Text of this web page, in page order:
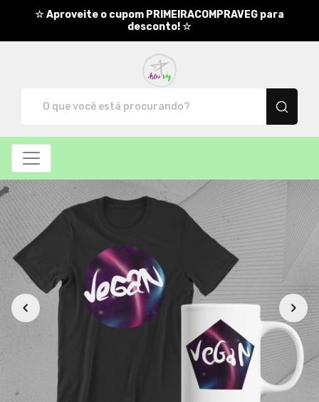
☆ Aproveite o cupom PRIMEIRACOMPRAVEG para
desconto! ☆